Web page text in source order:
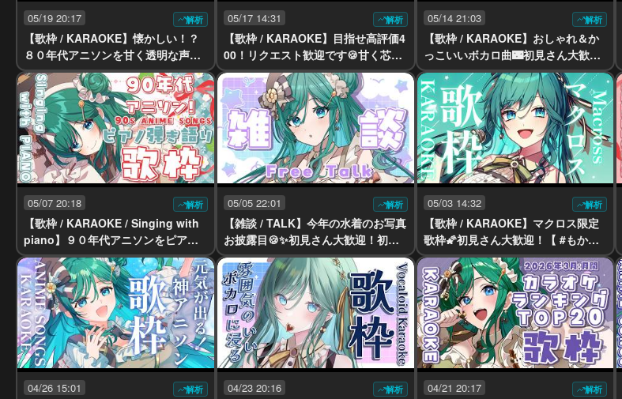
05/19 20:17 解析
【歌枠 / KARAOKE】懐かしい！？
８０年代アニソンを甘く透明な声で
🍪🍑【 #もかん #vtuber #vsinger】
05/17 14:31 解析
【歌枠 / KARAOKE】目指せ高評価4
00！リクエスト歓迎です🍪甘く芯の
ある優しい声で歌います【 #もかん
#vtuber #vsinger】
05/14 21:03 解析
【歌枠 / KARAOKE】おしゃれ＆か
っこいいボカロ曲🌃初見さん大歓
迎！甘くかっこよく歌います！【 #
もかん #vtuber #vsinger】
05/07 20:18 解析
【歌枠 / KARAOKE / Singing with
piano】９０年代アニソンをピアノ
弾き語りで✨初見さん大歓迎！【 #
もかん #vtuber #vsinger】
05/05 22:01 解析
【雑談 / TALK】今年の水着のお写真
お披露目🍪✨初見さん大歓迎！初
夏？の楽しいことお話したい！【 #
もかん #vtuber #vsinger】
05/03 14:32 解析
【歌枠 / KARAOKE】マクロス限定
歌枠🌠初見さん大歓迎！【 #もかん
#vtuber #vsinger】
04/26 15:01 解析 04/23 20:16 解析 04/21 20:17 解析